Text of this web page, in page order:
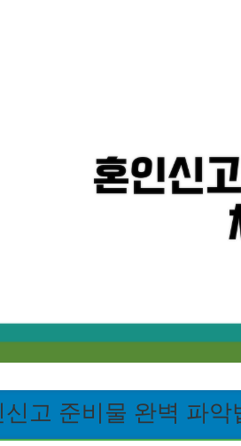
신고 준비물 완벽 파악